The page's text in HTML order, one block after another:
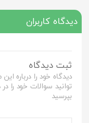
دیدگاه کاربران
ثبت دیدگاه
دیدگاه خود را درباره
توانید سوالات خود را
بپرسید